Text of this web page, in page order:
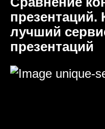
презентаций.
лучший
презентаций